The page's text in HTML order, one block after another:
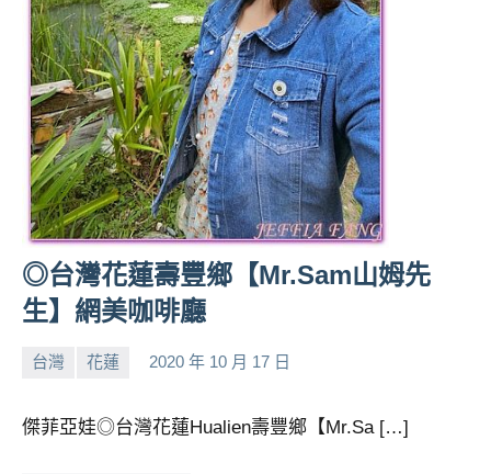
◎台灣花蓮壽豐鄉【Mr.Sam山姆先
生】網美咖啡廳
台灣 花蓮 2020 年 10 月 17 日
小
No
傑菲亞娃◎台灣花蓮Hualien壽豐鄉【Mr.Sa […]